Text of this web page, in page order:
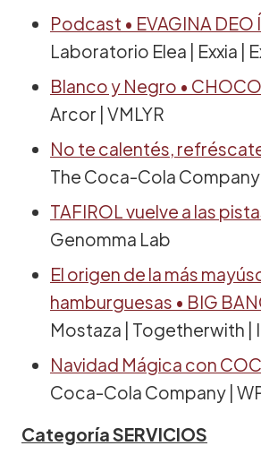
Podcast • EVAGINA DEO
Laboratorio Elea | Exxia |
Blanco y Negro •
Arcor | VMLYR
No te calentés,
The Coca-Cola Company
TAFIROL vuelve a las
Genomma Lab
El origen de la más
hamburguesas • BIG
Mostaza | Togetherwith |
Navidad Mágica con
Coca-Cola Company |
Categoría SERVICIOS